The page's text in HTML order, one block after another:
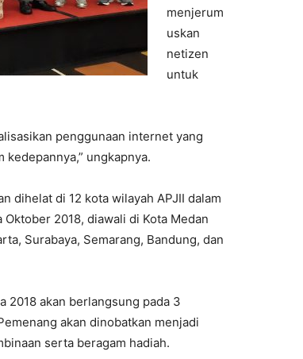
menjerum
uskan
netizen
untuk
penggunaan internet yang
ungkapnya.
dihelat di 12 kota wilayah APJII dalam
2018, diawali di Kota Medan
Surabaya, Semarang, Bandung, dan
2018 akan berlangsung pada 3
akan dinobatkan menjadi
serta beragam hadiah.